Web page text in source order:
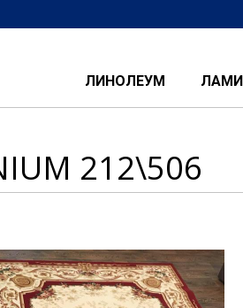
ЛИНОЛЕУМ
212\506